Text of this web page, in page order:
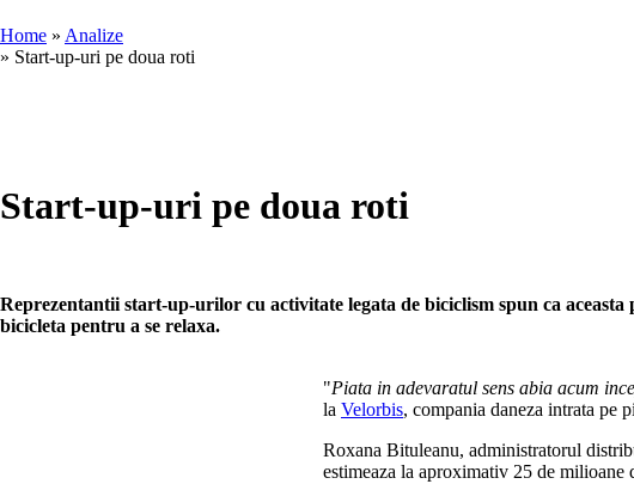
Home » Analize
» Start-up-uri pe doua roti
Start-up-uri pe doua roti
Reprezentantii start-up-urilor cu activitate legata de biciclism spun ca
bicicleta pentru a se relaxa.
"Piata in adevaratul sens abia acum
la Velorbis, compania daneza intrata pe
Roxana Bituleanu, administratorul
estimeaza la aproximativ 25 de milioane